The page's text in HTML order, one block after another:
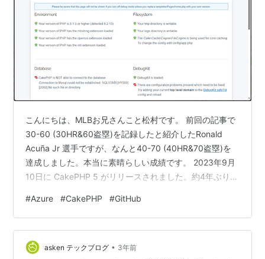
こんにちは、MLBお兄さんこと松村です。 前回の記事で
30-60 (30HR&60盗塁)を記録したと紹介したRonald
Acuña Jr 選手ですが、なんと40-70 (40HR&70盗塁)を
達成しました。本当に素晴らしい成績です。 2023年9月
10日に CakePHP 5 がリリースされました。約4年ぶりの
CakePHP は好きなフレームワークの1つでもあり、これ
を Azure Web App にデプロイする手順を整理したので
記事にまとめます。 サンプルアプリの準備 まずはデプロ
イするための CakePHP アプリケーションを…
#Azure #CakePHP #GitHub
asken テックブログ • 3年前